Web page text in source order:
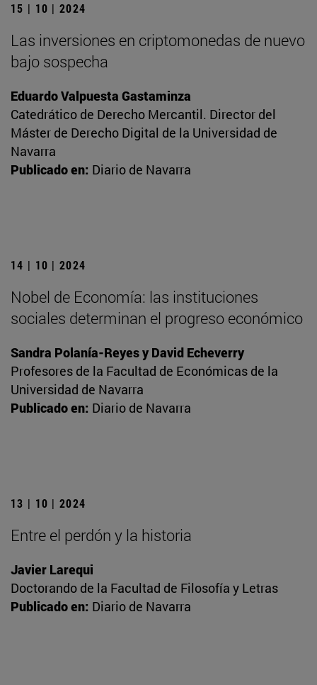
15 | 10 | 2024
Las inversiones en criptomonedas de nuevo
bajo sospecha
Eduardo Valpuesta Gastaminza
Catedrático de Derecho Mercantil. Director del
Máster de Derecho Digital de la Universidad de
Navarra
Publicado en: Diario de Navarra
14 | 10 | 2024
Nobel de Economía: las instituciones
sociales determinan el progreso económico
Sandra Polanía-Reyes y David Echeverry
Profesores de la Facultad de Económicas de la
Universidad de Navarra
Publicado en: Diario de Navarra
13 | 10 | 2024
Entre el perdón y la historia
Javier Larequi
Doctorando de la Facultad de Filosofía y Letras
Publicado en: Diario de Navarra